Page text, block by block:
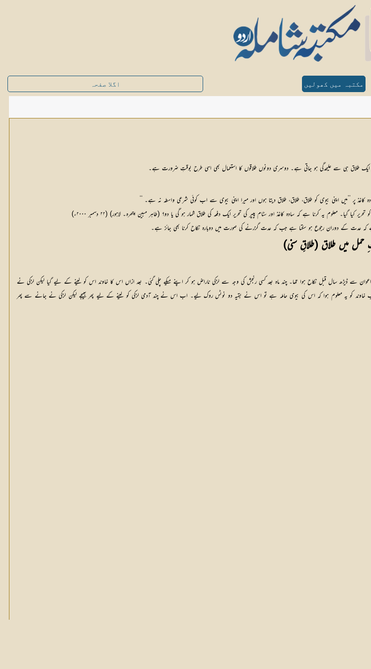
مکتبہ میں کھولیں اگلا صفحہ
طلاق ہی سے علیحدگی ہو جاتی ہے۔ دوسری دونوں طلاقوں کا استعمال بھی اسی طرح بوقتِ ضرورت ہے۔
عدت کے دوران رجوع ہو سکتا ہے جب کہ عدت گزرنے کی صورت میں دوبارہ نکاح کرنا بھی جائز ہے۔
حمل میں طلاق (طلاقِ سنی)